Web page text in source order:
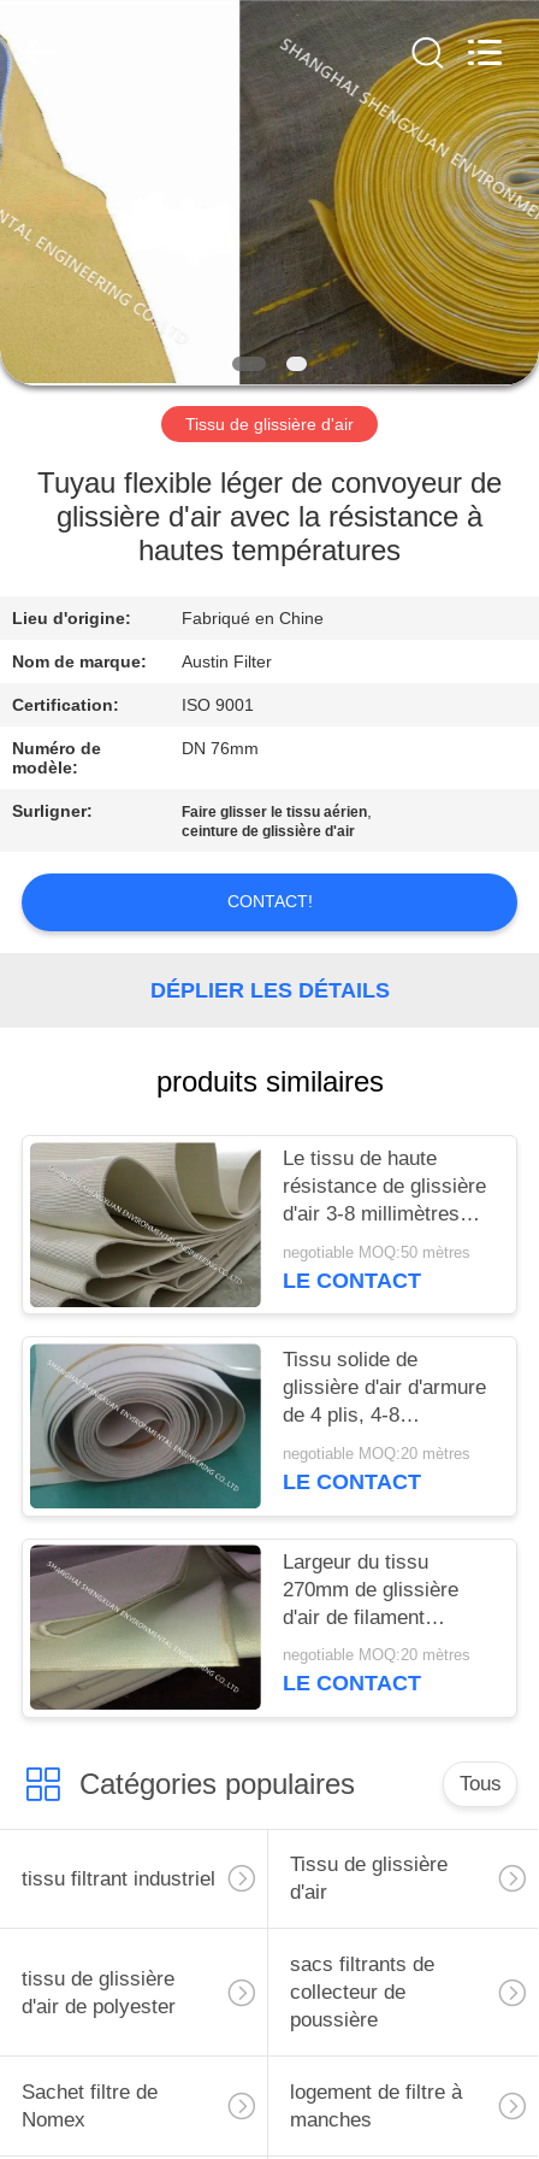
MAISON
PRODUITS
AU
DE
NOUS
VISITE
D'USINE
DE
QUALITÉ
CONTACTEZ-
NOUS
UNE
CITATION
PRIVACY
POLICY
Co.,LTD.
All
Rights
Reserved.
Developed
by
ECER
Tissu de glissière d'air
Tuyau flexible léger de convoyeur de
glissière d'air avec la résistance à
hautes températures
Lieu d'origine: Fabriqué en Chine
Nom de marque: Austin Filter
Certification: ISO 9001
Numéro de
modèle:
DN 76mm
Surligner: Faire glisser le tissu aérien,
ceinture de glissière d'air
CONTACT!
DÉPLIER LES DÉTAILS
produits similaires
Le tissu de haute
résistance de glissière
d'air 3-8 millimètres
d'épaisseur pour le
convoyeur
negotiable MOQ:50 mètres
LE CONTACT
Tissu solide de
glissière d'air d'armure
de 4 plis, 4-8
millimètres de tissu
ceinturant d'épaisseur
negotiable MOQ:20 mètres
LE CONTACT
Largeur du tissu
270mm de glissière
d'air de filament
d'ANIMAL FAMILIER
pour le système
negotiable MOQ:20 mètres
LE CONTACT
Catégories populaires Tous
tissu filtrant industriel
Tissu de glissière
d'air
tissu de glissière
d'air de polyester
sacs filtrants de
collecteur de
poussière
Sachet filtre de
Nomex
logement de filtre à
manches